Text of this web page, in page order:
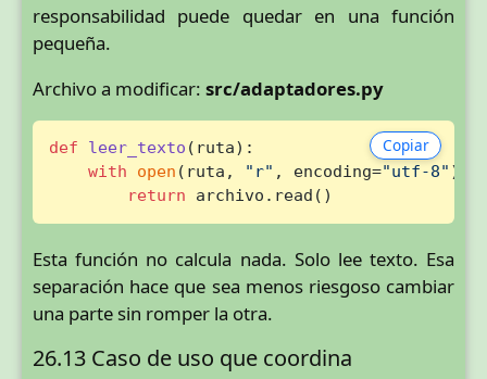
responsabilidad puede quedar en una función
pequeña.
Archivo a modificar: src/adaptadores.py
Copiar
def leer_texto ( ruta):
with
open (ruta, "r" , encoding="utf-8" )
return archivo.read()
Esta función no calcula nada. Solo lee texto. Esa
separación hace que sea menos riesgoso cambiar
una parte sin romper la otra.
26.13 Caso de uso que coordina